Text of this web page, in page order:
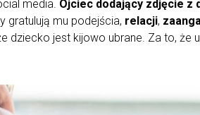
media. Ojciec dodający zdjęcie z
gratulują mu podejścia, relacji,
jest kijowo ubrane. Za to, że